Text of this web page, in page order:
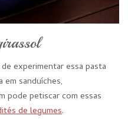
experimentar essa pasta
em sanduíches,
pode petiscar com essas
de legumes.